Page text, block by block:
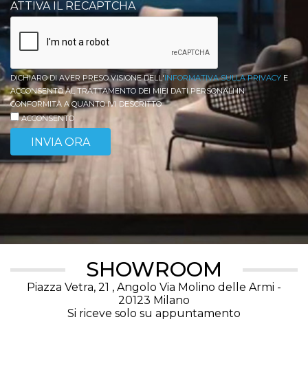
ATTIVA IL RECAPTCHA
DICHIARO DI AVER PRESO VISIONE DELL'INFORMATIVA SULLA PRIVACY E
ACCONSENTO AL TRATTAMENTO DEI MIEI DATI PERSONALI IN
CONFORMITÀ A QUANTO IVI DESCRITTO
ACCONSENTO
SHOWROOM
Piazza Vetra, 21 , Angolo Via Molino delle Armi -
20123 Milano
Si riceve solo su appuntamento